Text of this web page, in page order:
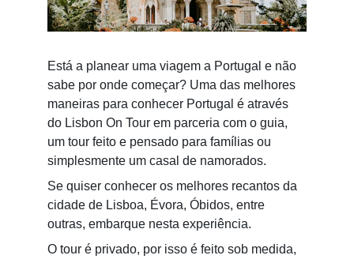
Está a planear uma viagem a Portugal e não
sabe por onde começar? Uma das melhores
maneiras para conhecer Portugal é através
do Lisbon On Tour em parceria com o guia,
um tour feito e pensado para famílias ou
simplesmente um casal de namorados.
Se quiser conhecer os melhores recantos da
cidade de Lisboa, Évora, Óbidos, entre
outras, embarque nesta experiência.
O tour é privado, por isso é feito sob medida,